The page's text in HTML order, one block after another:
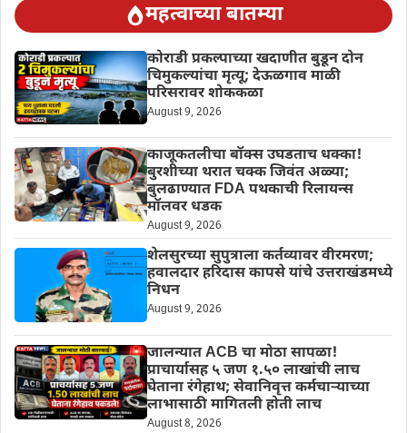
महत्वाच्या बातम्या
कोराडी प्रकल्पाच्या खदाणीत बुडून दोन
चिमुकल्यांचा मृत्यू; देऊळगाव माळी
परिसरावर शोककळा
August 9, 2026
काजूकतलीचा बॉक्स उघडताच धक्का!
बुरशीच्या थरात चक्क जिवंत अळ्या;
बुलढाण्यात FDA पथकाची रिलायन्स
मॉलवर धडक
August 9, 2026
शेलसुरच्या सुपुत्राला कर्तव्यावर वीरमरण;
हवालदार हरिदास कापसे यांचे उत्तराखंडमध्ये
निधन
August 9, 2026
जालन्यात ACB चा मोठा सापळा!
प्राचार्यासह ५ जण १.५० लाखांची लाच
घेताना रंगेहाथ; सेवानिवृत्त कर्मचाऱ्याच्या
लाभासाठी मागितली होती लाच
August 8, 2026